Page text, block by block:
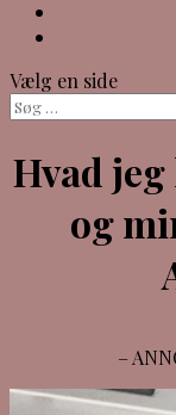
Vælg en side
Hvad
og
–